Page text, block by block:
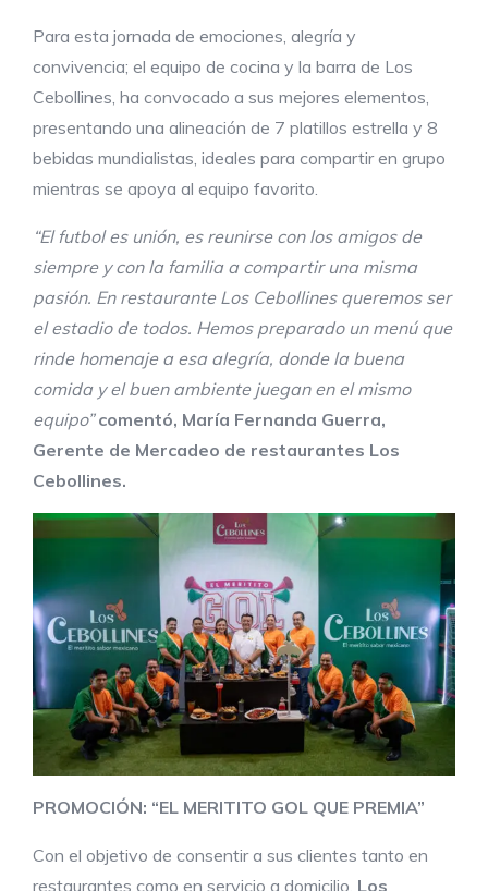
Para esta jornada de emociones, alegría y
convivencia; el equipo de cocina y la barra de Los
Cebollines, ha convocado a sus mejores elementos,
presentando una alineación de 7 platillos estrella y 8
bebidas mundialistas, ideales para compartir en grupo
mientras se apoya al equipo favorito.
“El futbol es unión, es reunirse con los amigos de
siempre y con la familia a compartir una misma
pasión. En restaurante Los Cebollines queremos ser
el estadio de todos. Hemos preparado un menú que
rinde homenaje a esa alegría, donde la buena
comida y el buen ambiente juegan en el mismo
equipo”comentó, María Fernanda Guerra,
Gerente de Mercadeo de restaurantes Los
Cebollines.
PROMOCIÓN: “EL MERITITO GOL QUE PREMIA”
Con el objetivo de consentir a sus clientes tanto en
restaurantes como en servicio a domicilio, Los